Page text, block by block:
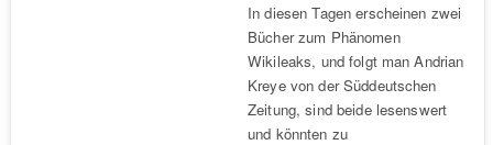
In diesen Tagen erscheinen zwei
Bücher zum Phänomen
Wikileaks, und folgt man Andrian
Kreye von der Süddeutschen
Zeitung, sind beide lesenswert
und könnten zu